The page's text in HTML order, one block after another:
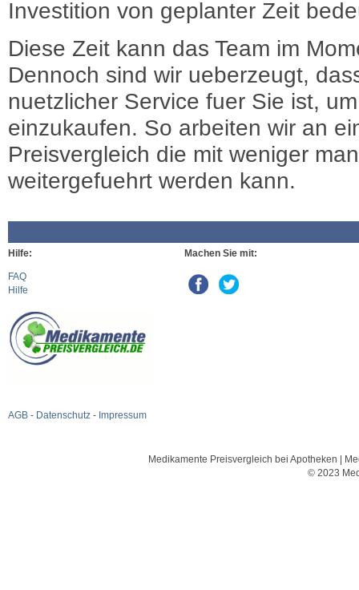
Investition von geplanter Zeit
Diese Zeit kann das Team im
Dennoch sind wir ueberzeugt,
nuetzlicher Service fuer Sie ist,
einzukaufen. So arbeiten wir an
Preisvergleich die mit weniger
weitergefuehrt werden kann.
Hilfe:
FAQ
Hilfe
AGB - Datenschutz - Impressum
Machen Sie mit:
Medikamente Preisvergleich bei Apotheken |
© 2023